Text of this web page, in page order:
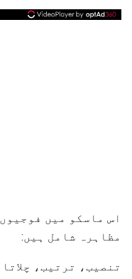
اس ماسکو میں
مظاہرہ شامل ہیں:
تنصیب، ترتیب،